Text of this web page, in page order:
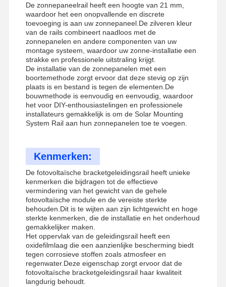
De zonnepaneelrail heeft een hoogte van 21 mm,
waardoor het een onopvallende en discrete
toevoeging is aan uw zonnepaneel.De zilveren kleur
van de rails combineert naadloos met de
zonnepanelen en andere componenten van uw
montage systeem, waardoor uw zonne-installatie een
strakke en professionele uitstraling krijgt.
De installatie van de zonnepanelen met een
boortemethode zorgt ervoor dat deze stevig op zijn
plaats is en bestand is tegen de elementen.De
bouwmethode is eenvoudig en eenvoudig, waardoor
het voor DIY-enthousiastelingen en professionele
installateurs gemakkelijk is om de Solar Mounting
System Rail aan hun zonnepanelen toe te voegen.
Kenmerken:
De fotovoltaïsche bracketgeleidingsrail heeft unieke
kenmerken die bijdragen tot de effectieve
vermindering van het gewicht van de gehele
fotovoltaïsche module en de vereiste sterkte
behouden.Dit is te wijten aan zijn lichtgewicht en hoge
sterkte kenmerken, die de installatie en het onderhoud
gemakkelijker maken.
Het oppervlak van de geleidingsrail heeft een
oxidefilmlaag die een aanzienlijke bescherming biedt
tegen corrosieve stoffen zoals atmosfeer en
regenwater.Deze eigenschap zorgt ervoor dat de
fotovoltaïsche bracketgeleidingsrail haar kwaliteit
langdurig behoudt.